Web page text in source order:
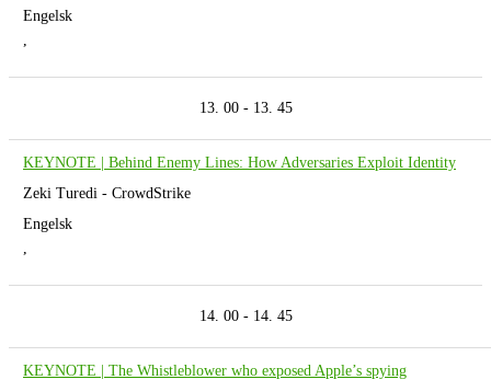
Engelsk
,
13. 00 - 13. 45
KEYNOTE | Behind Enemy Lines: How Adversaries Exploit Identity
Zeki Turedi - CrowdStrike
Engelsk
,
14. 00 - 14. 45
KEYNOTE | The Whistleblower who exposed Apple’s spying